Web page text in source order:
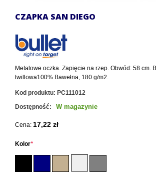
CZAPKA SAN DIEGO
Metalowe oczka. Zapięcie na rzep. Obwód: 58 cm.
twillowa100% Bawełna, 180 g/m2.
Kod produktu: PC111012
Dostępność:
W magazynie
Cena: 17,22 zł
*
Kolor